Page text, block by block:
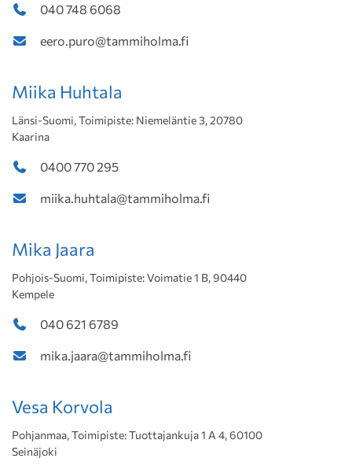
040 748 6068
eero.puro@tammiholma.fi
Miika Huhtala
Länsi-Suomi, Toimipiste: Niemeläntie 3, 20780
Kaarina
0400 770 295
miika.huhtala@tammiholma.fi
Mika Jaara
Pohjois-Suomi, Toimipiste: Voimatie 1 B, 90440
Kempele
040 621 6789
mika.jaara@tammiholma.fi
Vesa Korvola
Pohjanmaa, Toimipiste: Tuottajankuja 1 A 4, 60100
Seinäjoki